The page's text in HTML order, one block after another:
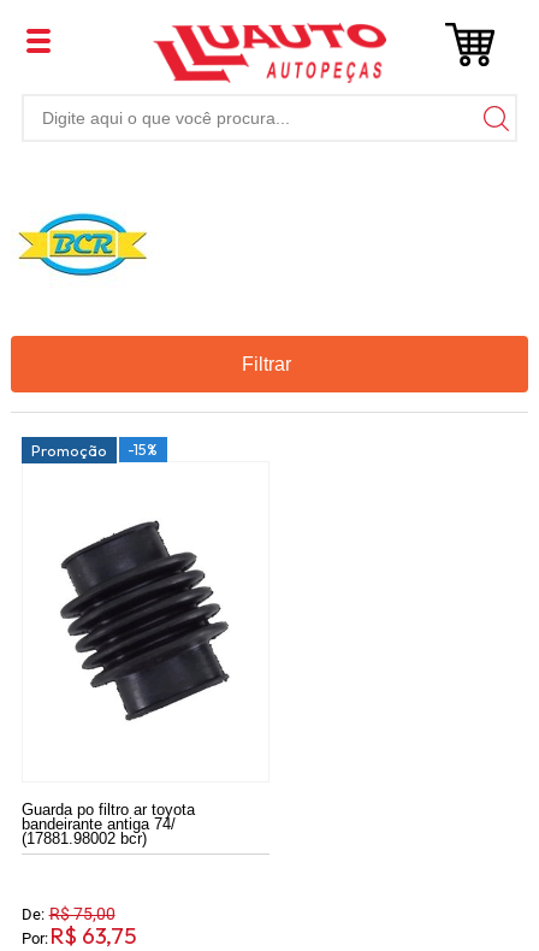
Filtrar
Promoção -15%
Guarda po filtro ar toyota
bandeirante antiga 74/
(17881.98002 bcr)
De: R$ 75,00
Por: R$ 63,75